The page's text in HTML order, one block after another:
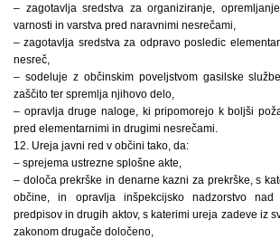
– zagotavlja sredstva za organiziranje,
varnosti in varstva pred naravnimi nesrečami,
– zagotavlja sredstva za odpravo posledic
nesreč,
– sodeluje z občinskim poveljstvom gasilske
zaščito ter spremlja njihovo delo,
– opravlja druge naloge, ki pripomorejo k boljši
pred elementarnimi in drugimi nesrečami.
12. Ureja javni red v občini tako, da:
– sprejema ustrezne splošne akte,
– določa prekrške in denarne kazni za prekrške, s
občine, in opravlja inšpekcijsko nadzorstvo nad
predpisov in drugih aktov, s katerimi ureja zadeve iz
zakonom drugače določeno,